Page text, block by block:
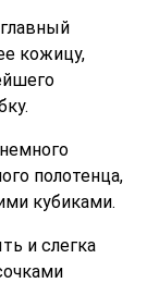
кожицу,
полотенца,
кубиками.
и слегка